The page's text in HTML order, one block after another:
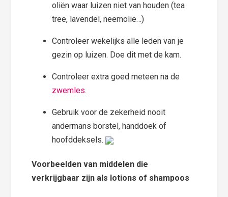
oliën waar luizen niet van houden (tea
tree, lavendel, neemolie…)
Controleer wekelijks alle leden van je
gezin op luizen. Doe dit met de kam.
Controleer extra goed meteen na de
zwemles.
Gebruik voor de zekerheid nooit
andermans borstel, handdoek of
hoofddeksels.
Voorbeelden van middelen die
verkrijgbaar zijn als lotions of shampoos